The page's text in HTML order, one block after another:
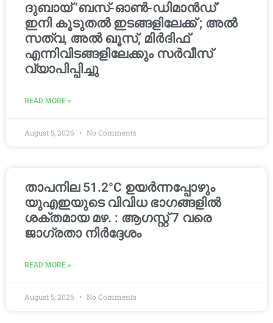
ദുബായ് ‘ബസ്-ഓൺ-ഡിമാൻഡ്’
ഇനി കൂടുതൽ ഇടങ്ങളിലേക്ക് ; അൽ
സത്വ, അൽ ഖൂസ്, മിർദിഫ്
എന്നിവിടങ്ങളിലേക്കും സർവീസ്
വ്യാപിപ്പിച്ചു
READ MORE »
August 5, 2026 No Comments
താപനില 51.2°C ഉയർന്നപ്പോഴും
യുഎഇയുടെ വിവിധ ഭാഗങ്ങളിൽ
ശക്തമായ മഴ. : ആഗസ്റ്റ് 7 വരെ
ജാഗ്രതാ നിർദ്ദേശം
READ MORE »
August 5, 2026 No Comments